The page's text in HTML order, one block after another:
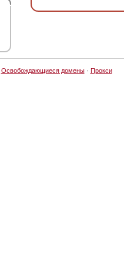
Освобождающиеся домены· Прокси